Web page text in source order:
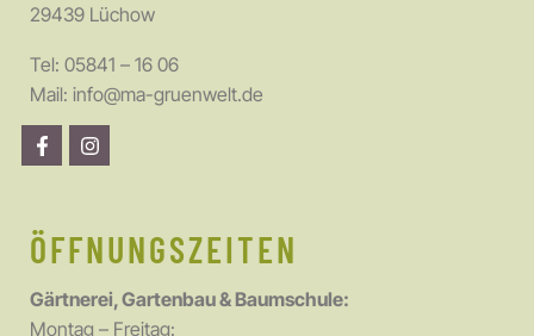
29439 Lüchow
Tel: 05841 – 16 06
Mail: info@ma-gruenwelt.de
ÖFFNUNGSZEITEN
Gärtnerei, Gartenbau & Baumschule:
Montag – Freitag: